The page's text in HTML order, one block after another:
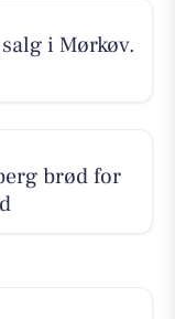
i Mørkøv.
brød for